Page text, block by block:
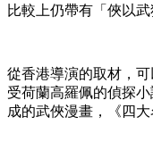
比較上仍帶有「俠以
從香港導演的取材，
受荷蘭高羅佩的偵探
成的武俠漫畫，《四